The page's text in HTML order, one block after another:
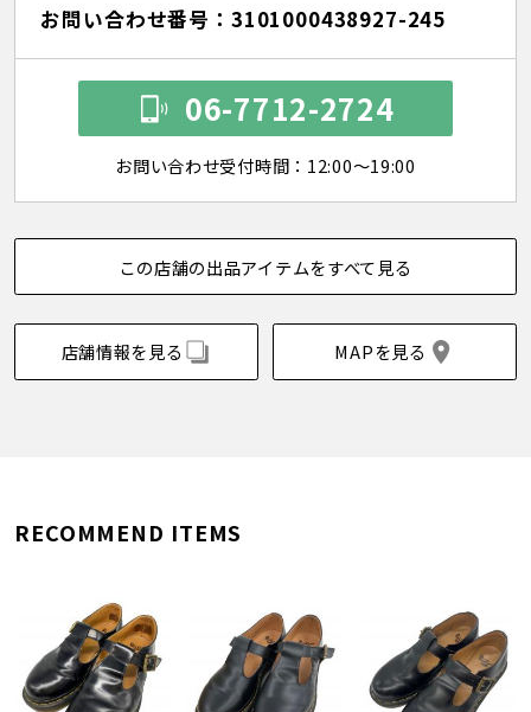
お問い合わせ番号：3101000438927-245
06-7712-2724
お問い合わせ受付時間：12:00～19:00
この店舗の出品アイテムをすべて見る
店舗情報を見る MAPを見る
RECOMMEND ITEMS